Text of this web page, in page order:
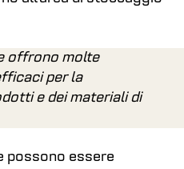
offrono molte
per la
e dei materiali di
possono essere